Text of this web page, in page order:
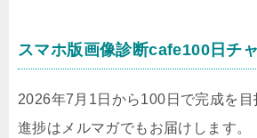
スマホ版画像診断cafe100日チ
2026年7月1日から100日で完成を
進捗はメルマガでもお届けします。